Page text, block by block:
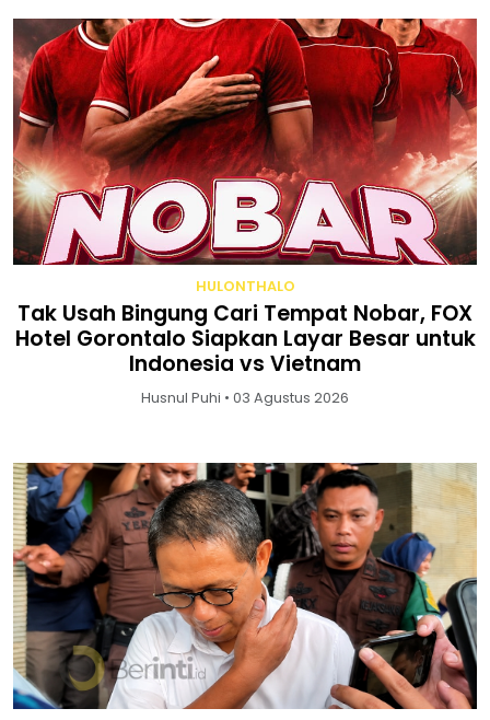
HULONTHALO
Tak Usah Bingung Cari Tempat Nobar, FOX
Hotel Gorontalo Siapkan Layar Besar untuk
Indonesia vs Vietnam
Husnul Puhi • 03 Agustus 2026